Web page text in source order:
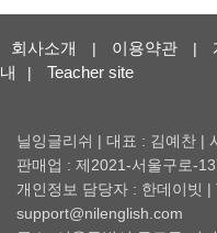
회사소개 | 이용약관 |
내
| Teacher site
닐잉글리쉬 | 대표 : 김예찬 |
판매업 : 제2021-서울구로-
개인정보 담당자 : 한데이빗
support@nilenglish.com